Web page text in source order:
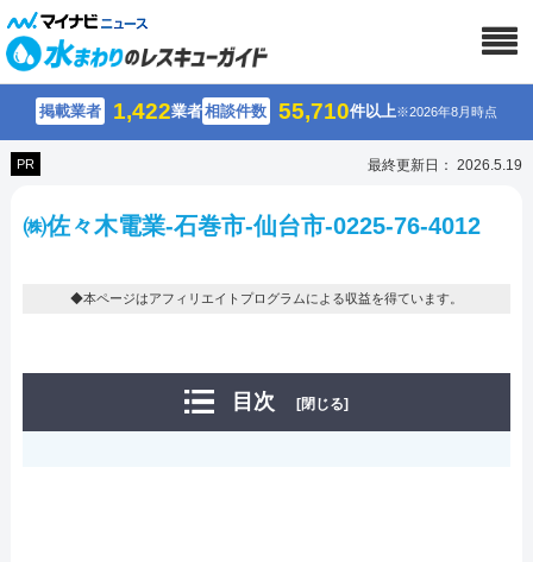
掲載業者 1,422業者相談件数 55,710件以上※2026年8月時点
PR 最終更新日： 2026.5.19
㈱佐々木電業-石巻市-仙台市-0225-76-4012
◆本ページはアフィリエイトプログラムによる収益を得ています。
目次 [閉じる]